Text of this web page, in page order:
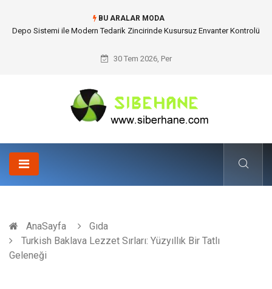
BU ARALAR MODA
Akrilik Boyama Seti ile Evinizde Dijitalden Uzak Bir Deşarj Alanı Tasarlayın
30 Tem 2026, Per
AnaSayfa
Gıda
Turkish Baklava Lezzet Sırları: Yüzyıllık Bir Tatlı
Geleneği